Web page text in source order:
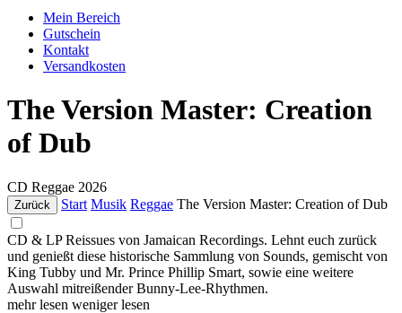
Mein Bereich
Gutschein
Kontakt
Versandkosten
The Version Master: Creation
of Dub
CD Reggae 2026
Zurück Start Musik Reggae The Version Master: Creation of Dub
CD & LP Reissues von Jamaican Recordings. Lehnt euch zurück
und genießt diese historische Sammlung von Sounds, gemischt von
King Tubby und Mr. Prince Phillip Smart, sowie eine weitere
Auswahl mitreißender Bunny-Lee-Rhythmen.
mehr lesen weniger lesen